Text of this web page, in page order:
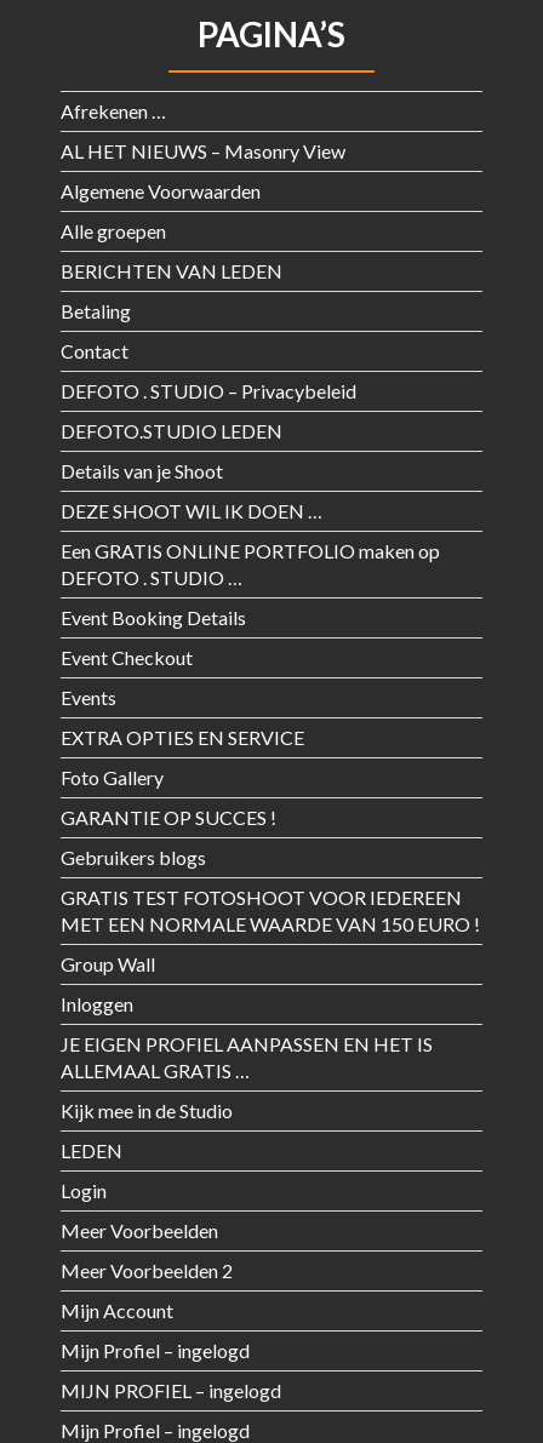
PAGINA’S
Afrekenen …
AL HET NIEUWS – Masonry View
Algemene Voorwaarden
Alle groepen
BERICHTEN VAN LEDEN
Betaling
Contact
DEFOTO . STUDIO – Privacybeleid
DEFOTO.STUDIO LEDEN
Details van je Shoot
DEZE SHOOT WIL IK DOEN …
Een GRATIS ONLINE PORTFOLIO maken op
DEFOTO . STUDIO …
Event Booking Details
Event Checkout
Events
EXTRA OPTIES EN SERVICE
Foto Gallery
GARANTIE OP SUCCES !
Gebruikers blogs
GRATIS TEST FOTOSHOOT VOOR IEDEREEN
MET EEN NORMALE WAARDE VAN 150 EURO !
Group Wall
Inloggen
JE EIGEN PROFIEL AANPASSEN EN HET IS
ALLEMAAL GRATIS …
Kijk mee in de Studio
LEDEN
Login
Meer Voorbeelden
Meer Voorbeelden 2
Mijn Account
Mijn Profiel – ingelogd
MIJN PROFIEL – ingelogd
Mijn Profiel – ingelogd